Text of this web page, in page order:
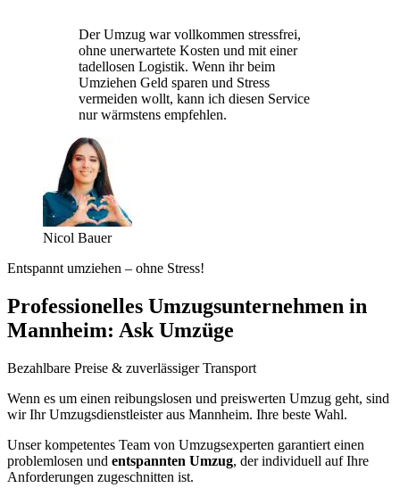
Der Umzug war vollkommen stressfrei,
ohne unerwartete Kosten und mit einer
tadellosen Logistik. Wenn ihr beim
Umziehen Geld sparen und Stress
vermeiden wollt, kann ich diesen Service
nur wärmstens empfehlen.
Nicol Bauer
Entspannt umziehen – ohne Stress!
Professionelles Umzugsunternehmen in
Mannheim: Ask Umzüge
Bezahlbare Preise & zuverlässiger Transport
Wenn es um einen reibungslosen und preiswerten Umzug geht, sind
wir Ihr Umzugsdienstleister aus Mannheim. Ihre beste Wahl.
Unser kompetentes Team von Umzugsexperten garantiert einen
problemlosen und entspannten Umzug, der individuell auf Ihre
Anforderungen zugeschnitten ist.